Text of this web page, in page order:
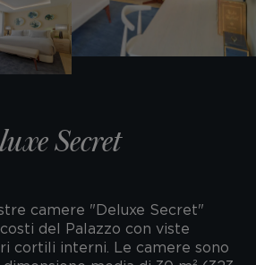
Secret
camere "Deluxe Secret"
del Palazzo con viste
cortili interni. Le camere sono